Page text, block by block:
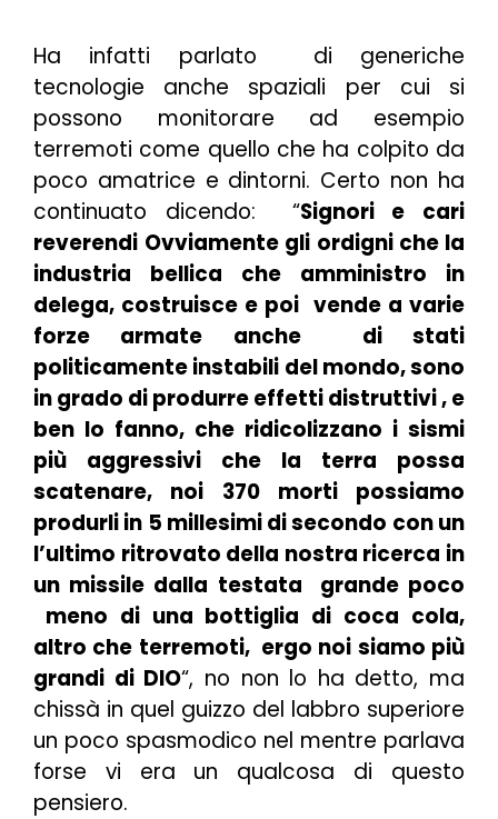
Ha infatti parlato di generiche
tecnologie anche spaziali per cui si
possono monitorare ad esempio
terremoti come quello che ha colpito da
poco amatrice e dintorni. Certo non ha
continuato dicendo: “Signori e cari
reverendi Ovviamente gli ordigni che la
industria bellica che amministro in
delega, costruisce e poi vende a varie
forze armate anche di stati
politicamente instabili del mondo, sono
in grado di produrre effetti distruttivi , e
ben lo fanno, che ridicolizzano i sismi
più aggressivi che la terra possa
scatenare, noi 370 morti possiamo
produrli in 5 millesimi di secondo con un
l’ultimo ritrovato della nostra ricerca in
un missile dalla testata grande poco
meno di una bottiglia di coca cola,
altro che terremoti, ergo noi siamo più
grandi di DIO“, no non lo ha detto, ma
chissà in quel guizzo del labbro superiore
un poco spasmodico nel mentre parlava
forse vi era un qualcosa di questo
pensiero.